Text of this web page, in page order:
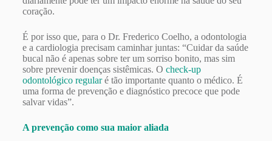
coração.
É por isso que, para o Dr. Frederico Coelho, a odontologia
e a cardiologia precisam caminhar juntas: “Cuidar da saúde
bucal não é apenas sobre ter um sorriso bonito, mas sim
sobre prevenir doenças sistêmicas. O check-up
odontológico regularé tão importante quanto o médico. É
uma forma de prevenção e diagnóstico precoce que pode
salvar vidas”.
A prevenção como sua maior aliada